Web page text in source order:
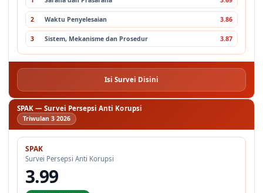
Sistem, Mekanisme dan Prosedur
SPAK — Survei Persepsi Anti Korupsi
Triwulan 3 2026
SPAK
Survei Persepsi Anti Korupsi
3.99
A — Sangat Baik